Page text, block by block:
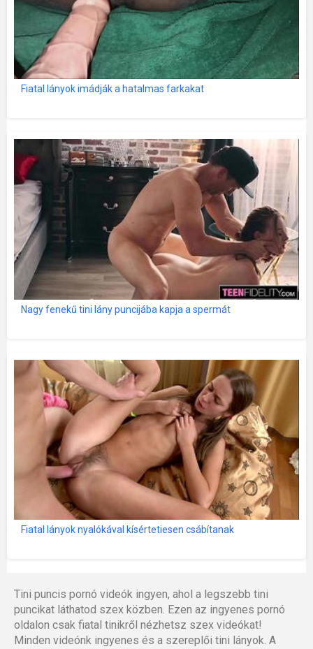
Fiatal lányok imádják a hatalmas farkakat
Nagy fenekű tini lány puncijába kapja a spermát
Fiatal lányok nyalókával kísértetiesen csábítanak
Tini puncis pornó videók ingyen, ahol a legszebb tini
puncikat láthatod szex közben. Ezen az ingyenes pornó
oldalon csak fiatal tinikről nézhetsz szex videókat!
Minden videónk ingyenes és a szereplői tini lányok. A